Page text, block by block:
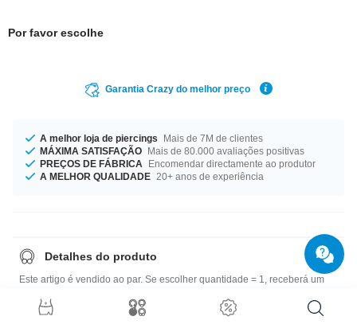
Por favor escolhe
Garantia Crazy do melhor preço
A melhor loja de piercings
Mais de 7M de clientes
MÁXIMA SATISFAÇÃO Mais de 80.000 avaliações positivas
PREÇOS DE FÁBRICA
Encomendar directamente ao produtor
A MELHOR QUALIDADE 20+ anos de experiência
Detalhes do produto
Este artigo é vendido ao par. Se escolher quantidade = 1, receberá um